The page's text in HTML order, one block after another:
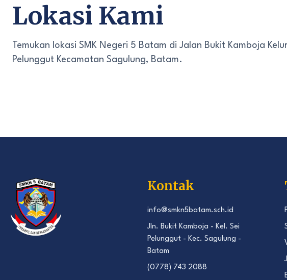
Lokasi Kami
Temukan lokasi SMK Negeri 5 Batam di Jalan Bukit Kamboja
Pelunggut Kecamatan Sagulung, Batam.
Kontak
info@smkn5batam.sch.id
Jln. Bukit Kamboja - Kel. Sei
Pelunggut - Kec. Sagulung -
Batam
(0778) 743 2088